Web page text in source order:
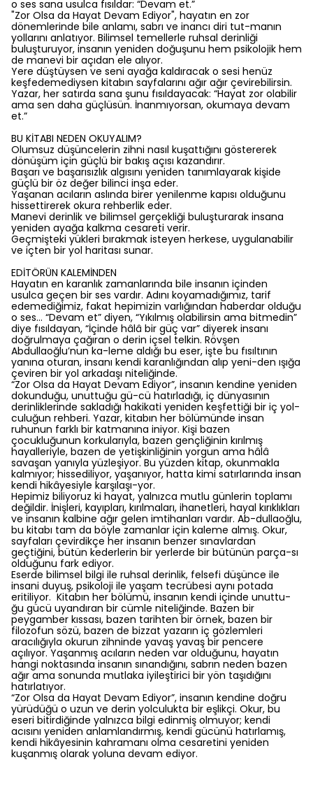
o ses sana usulca fısıldar: “Devam et.”
"Zor Olsa da Hayat Devam Ediyor", hayatın en zor
dönemlerinde bile anlamı, sabrı ve inancı diri tut-manın
yollarını anlatıyor. Bilimsel temellerle ruhsal derinliği
buluşturuyor, insanın yeniden doğuşunu hem psikolojik hem
de manevi bir açıdan ele alıyor.
Yere düştüysen ve seni ayağa kaldıracak o sesi henüz
keşfedemediysen kitabın sayfalarını ağır ağır çevirebilirsin.
Yazar, her satırda sana şunu fısıldayacak: “Hayat zor olabilir
ama sen daha güçlüsün. İnanmıyorsan, okumaya devam
et.”
BU KİTABI NEDEN OKUYALIM?
Olumsuz düşüncelerin zihni nasıl kuşattığını göstererek
dönüşüm için güçlü bir bakış açısı kazandırır.
Başarı ve başarısızlık algısını yeniden tanımlayarak kişide
güçlü bir öz değer bilinci inşa eder.
Yaşanan acıların aslında birer yenilenme kapısı olduğunu
hissettirerek okura rehberlik eder.
Manevi derinlik ve bilimsel gerçekliği buluşturarak insana
yeniden ayağa kalkma cesareti verir.
Geçmişteki yükleri bırakmak isteyen herkese, uygulanabilir
ve içten bir yol haritası sunar.
EDİTÖRÜN KALEMİNDEN
Hayatın en karanlık zamanlarında bile insanın içinden
usulca geçen bir ses vardır. Adını koyamadığımız, tarif
edemediğimiz, fakat hepimizin varlığından haberdar olduğu
o ses… “Devam et” diyen, “Yıkılmış olabilirsin ama bitmedin”
diye fısıldayan, “İçinde hâlâ bir güç var” diyerek insanı
doğrulmaya çağıran o derin içsel telkin. Rövşen
Abdullaoğlu’nun ka-leme aldığı bu eser, işte bu fısıltının
yanına oturan, insanı kendi karanlığından alıp yeni-den ışığa
çeviren bir yol arkadaşı niteliğinde.
“Zor Olsa da Hayat Devam Ediyor”, insanın kendine yeniden
dokunduğu, unuttuğu gü-cü hatırladığı, iç dünyasının
derinliklerinde sakladığı hakikati yeniden keşfettiği bir iç yol-
culuğun rehberi. Yazar, kitabın her bölümünde insan
ruhunun farklı bir katmanına iniyor. Kişi bazen
çocukluğunun korkularıyla, bazen gençliğinin kırılmış
hayalleriyle, bazen de yetişkinliğinin yorgun ama hâlâ
savaşan yanıyla yüzleşiyor. Bu yüzden kitap, okunmakla
kalmıyor; hissediliyor, yaşanıyor, hatta kimi satırlarında insan
kendi hikâyesiyle karşılaşı-yor.
Hepimiz biliyoruz ki hayat, yalnızca mutlu günlerin toplamı
değildir. İnişleri, kayıpları, kırılmaları, ihanetleri, hayal kırıklıkları
ve insanın kalbine ağır gelen imtihanları vardır. Ab-dullaoğlu,
bu kitabı tam da böyle zamanlar için kaleme almış. Okur,
sayfaları çevirdikçe her insanın benzer sınavlardan
geçtiğini, bütün kederlerin bir yerlerde bir bütünün parça-sı
olduğunu fark ediyor.
Eserde bilimsel bilgi ile ruhsal derinlik, felsefi düşünce ile
insani duyuş, psikoloji ile yaşam tecrübesi aynı potada
eritiliyor. Kitabın her bölümü, insanın kendi içinde unuttu-
ğu gücü uyandıran bir cümle niteliğinde. Bazen bir
peygamber kıssası, bazen tarihten bir örnek, bazen bir
filozofun sözü, bazen de bizzat yazarın iç gözlemleri
aracılığıyla okurun zihninde yavaş yavaş bir pencere
açılıyor. Yaşanmış acıların neden var olduğunu, hayatın
hangi noktasında insanın sınandığını, sabrın neden bazen
ağır ama sonunda mutlaka iyileştirici bir yön taşıdığını
hatırlatıyor.
“Zor Olsa da Hayat Devam Ediyor”, insanın kendine doğru
yürüdüğü o uzun ve derin yolculukta bir eşlikçi. Okur, bu
eseri bitirdiğinde yalnızca bilgi edinmiş olmuyor; kendi
acısını yeniden anlamlandırmış, kendi gücünü hatırlamış,
kendi hikâyesinin kahramanı olma cesaretini yeniden
kuşanmış olarak yoluna devam ediyor.